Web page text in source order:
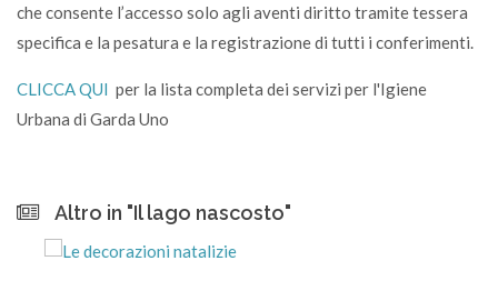
che consente l’accesso solo agli aventi diritto tramite tessera
specifica e la pesatura e la registrazione di tutti i conferimenti.
CLICCA QUI per la lista completa dei servizi per l'Igiene
Urbana di Garda Uno
Altro in "Il lago nascosto"